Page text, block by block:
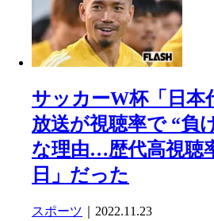
サッカーW杯「日本
放送が視聴率で “負
な理由…歴代高視聴
日」だった
スポーツ ｜2022.11.23